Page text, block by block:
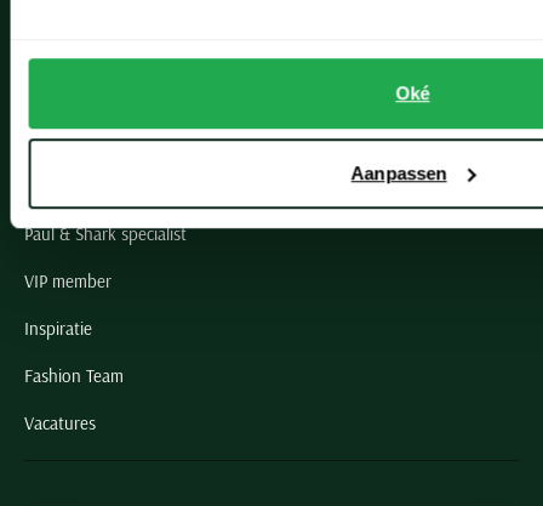
Oké
Aanpassen
Openingstijden winkels
Schulte Herenmode
Paul & Shark specialist
VIP member
Inspiratie
Fashion Team
Vacatures